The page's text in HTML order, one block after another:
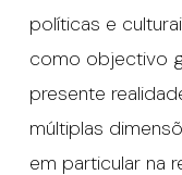
políticas e
como objectivo
presente
múltiplas
em particular na